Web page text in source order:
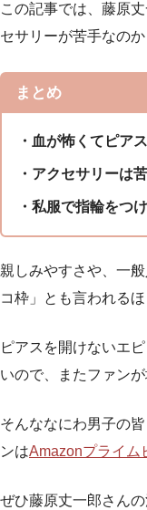
この記事では、藤原
セサリーが苦手なの
まとめ
・血が怖くてピア
・アクセサリーは
・私服で指輪をつ
親しみやすさや、一
コ枠」とも言われる
ピアスを開けないエ
いので、またファン
そんななにわ男子の
ンはAmazonプライム
ぜひ藤原丈一郎さん